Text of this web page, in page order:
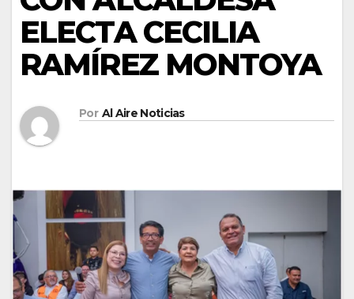
ELECTA CECILIA
RAMÍREZ MONTOYA
Por Al Aire Noticias